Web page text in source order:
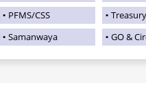
PFMS/CSS
Samanwaya
GO &